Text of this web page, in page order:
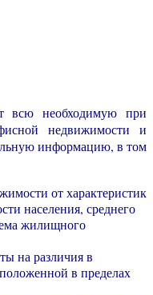
всю необходимую при
недвижимости и
информацию, в том
от характеристик
населения, среднего
жилищного
на различия в
в пределах